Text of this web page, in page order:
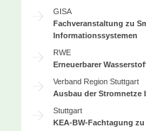
GISA
Fachveranstaltung zu
Informationssystemen
RWE
Erneuerbarer
Verband Region Stuttgart
Ausbau der Stromnetze
Stuttgart
KEA-BW-Fachtagung